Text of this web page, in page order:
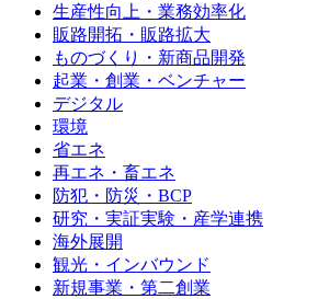
生産性向上・業務効率化
販路開拓・販路拡大
ものづくり・新商品開発
起業・創業・ベンチャー
デジタル
環境
省エネ
再エネ・畜エネ
防犯・防災・BCP
研究・実証実験・産学連携
海外展開
観光・インバウンド
新規事業・第二創業